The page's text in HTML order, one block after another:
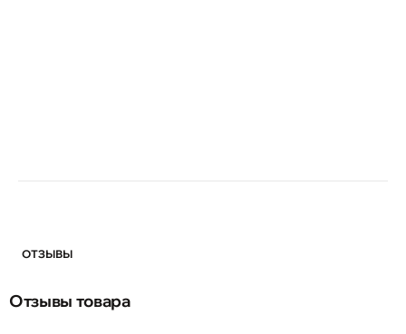
ОТЗЫВЫ
Отзывы товара